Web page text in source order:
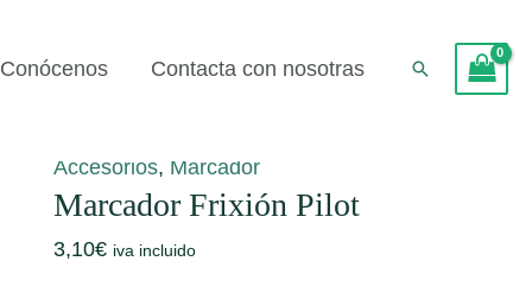
Conócenos Contacta con nosotras Buscar
Accesorios, Marcador
Marcador Frixión Pilot
3,10€ iva incluido